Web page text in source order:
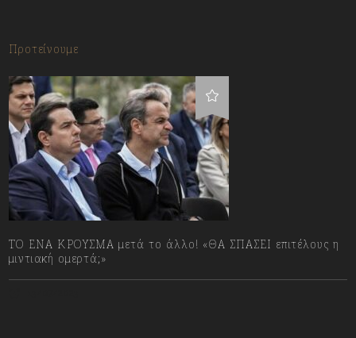
Προτείνουμε
ΤΟ ΕΝΑ ΚΡΟΥΣΜΑ μετά το άλλο! «ΘΑ ΣΠΑΣΕΙ επιτέλους η
μιντιακή ομερτά;»